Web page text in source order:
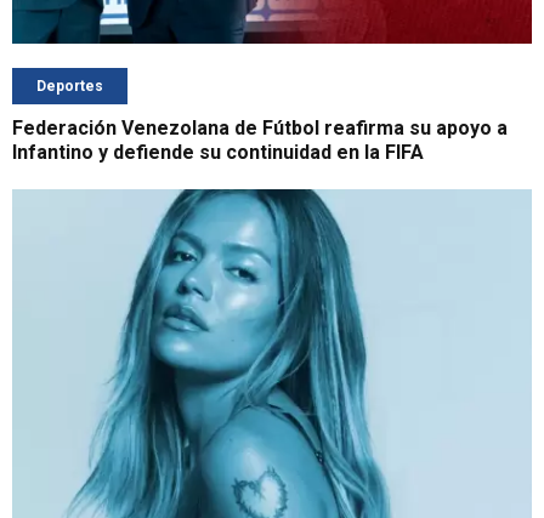
Deportes
Federación Venezolana de Fútbol reafirma su apoyo a
Infantino y defiende su continuidad en la FIFA